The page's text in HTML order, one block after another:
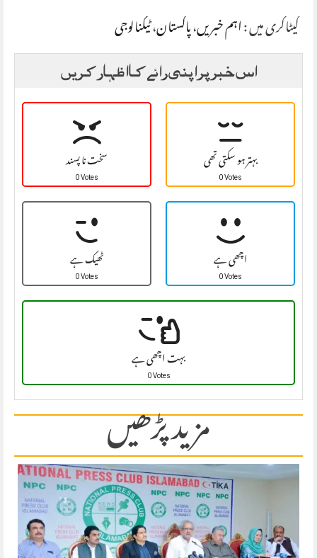
کیٹاگری میں :اہم خبریں،پاکستان،ٹیکنالوجی
اس خبر پر اپنی رائے کا اظہار کریں
سخت نا پسند
0 Votes بہتر ہو سکتی تھی
0 Votes
ٹھیک ہے
0 Votes اچھی ہے
0 Votes
بہت اچھی ہے
0 Votes
مزید پڑھیں